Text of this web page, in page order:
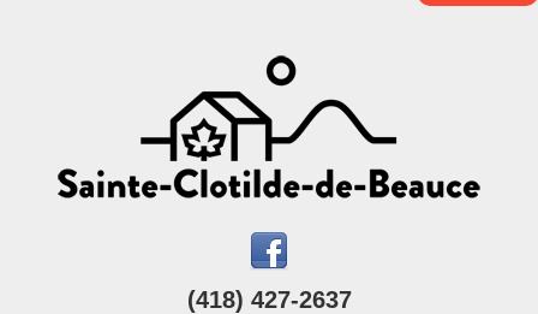
(418) 427-2637